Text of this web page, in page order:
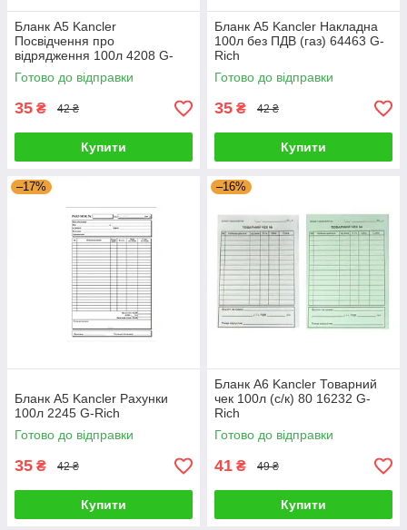
Бланк А5 Kancler
Посвідчення про
відрядження 100л 4208 G-
Rich
Готово до відправки
35 ₴ 42 ₴
Купити
Бланк А5 Kancler Накладна
100л без ПДВ (газ) 64463 G-
Rich
Готово до відправки
35 ₴ 42 ₴
Купити
–17%
Бланк А5 Kancler Рахунки
100л 2245 G-Rich
Готово до відправки
35 ₴ 42 ₴
Купити
–16%
Бланк А6 Kancler Товарний
чек 100л (с/к) 80 16232 G-
Rich
Готово до відправки
41 ₴ 49 ₴
Купити